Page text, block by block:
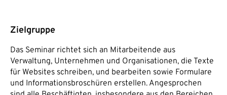
Zielgruppe
Das Seminar richtet sich an Mitarbeitende aus
Verwaltung, Unternehmen und Organisationen, die Texte
für Websites schreiben, und bearbeiten sowie Formulare
und Informationsbroschüren erstellen. Angesprochen